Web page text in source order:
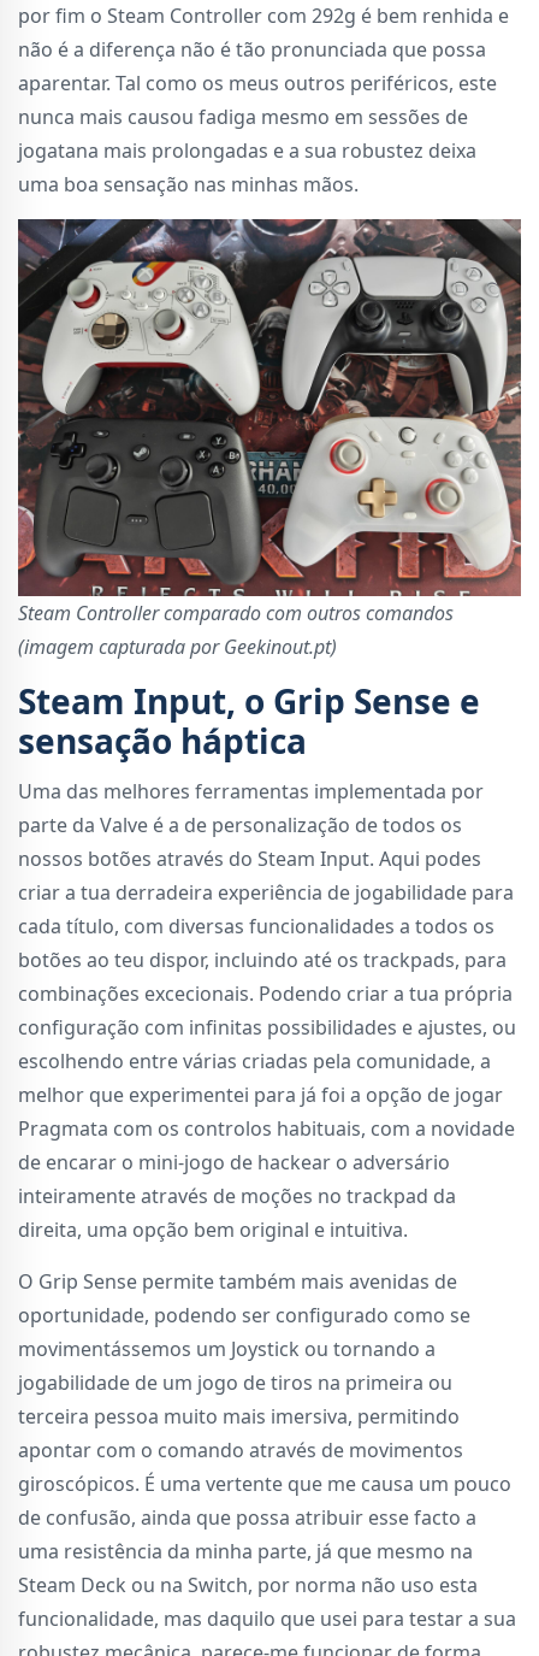
por fim o Steam Controller com 292g é bem renhida e
não é a diferença não é tão pronunciada que possa
aparentar. Tal como os meus outros periféricos, este
nunca mais causou fadiga mesmo em sessões de
jogatana mais prolongadas e a sua robustez deixa
uma boa sensação nas minhas mãos.
Steam Controller comparado com outros comandos
(imagem capturada por Geekinout.pt)
Steam Input, o Grip Sense e
sensação háptica
Uma das melhores ferramentas implementada por
parte da Valve é a de personalização de todos os
nossos botões através do Steam Input. Aqui podes
criar a tua derradeira experiência de jogabilidade para
cada título, com diversas funcionalidades a todos os
botões ao teu dispor, incluindo até os trackpads, para
combinações excecionais. Podendo criar a tua própria
configuração com infinitas possibilidades e ajustes, ou
escolhendo entre várias criadas pela comunidade, a
melhor que experimentei para já foi a opção de jogar
Pragmata com os controlos habituais, com a novidade
de encarar o mini-jogo de hackear o adversário
inteiramente através de moções no trackpad da
direita, uma opção bem original e intuitiva.
O Grip Sense permite também mais avenidas de
oportunidade, podendo ser configurado como se
movimentássemos um Joystick ou tornando a
jogabilidade de um jogo de tiros na primeira ou
terceira pessoa muito mais imersiva, permitindo
apontar com o comando através de movimentos
giroscópicos. É uma vertente que me causa um pouco
de confusão, ainda que possa atribuir esse facto a
uma resistência da minha parte, já que mesmo na
Steam Deck ou na Switch, por norma não uso esta
funcionalidade, mas daquilo que usei para testar a sua